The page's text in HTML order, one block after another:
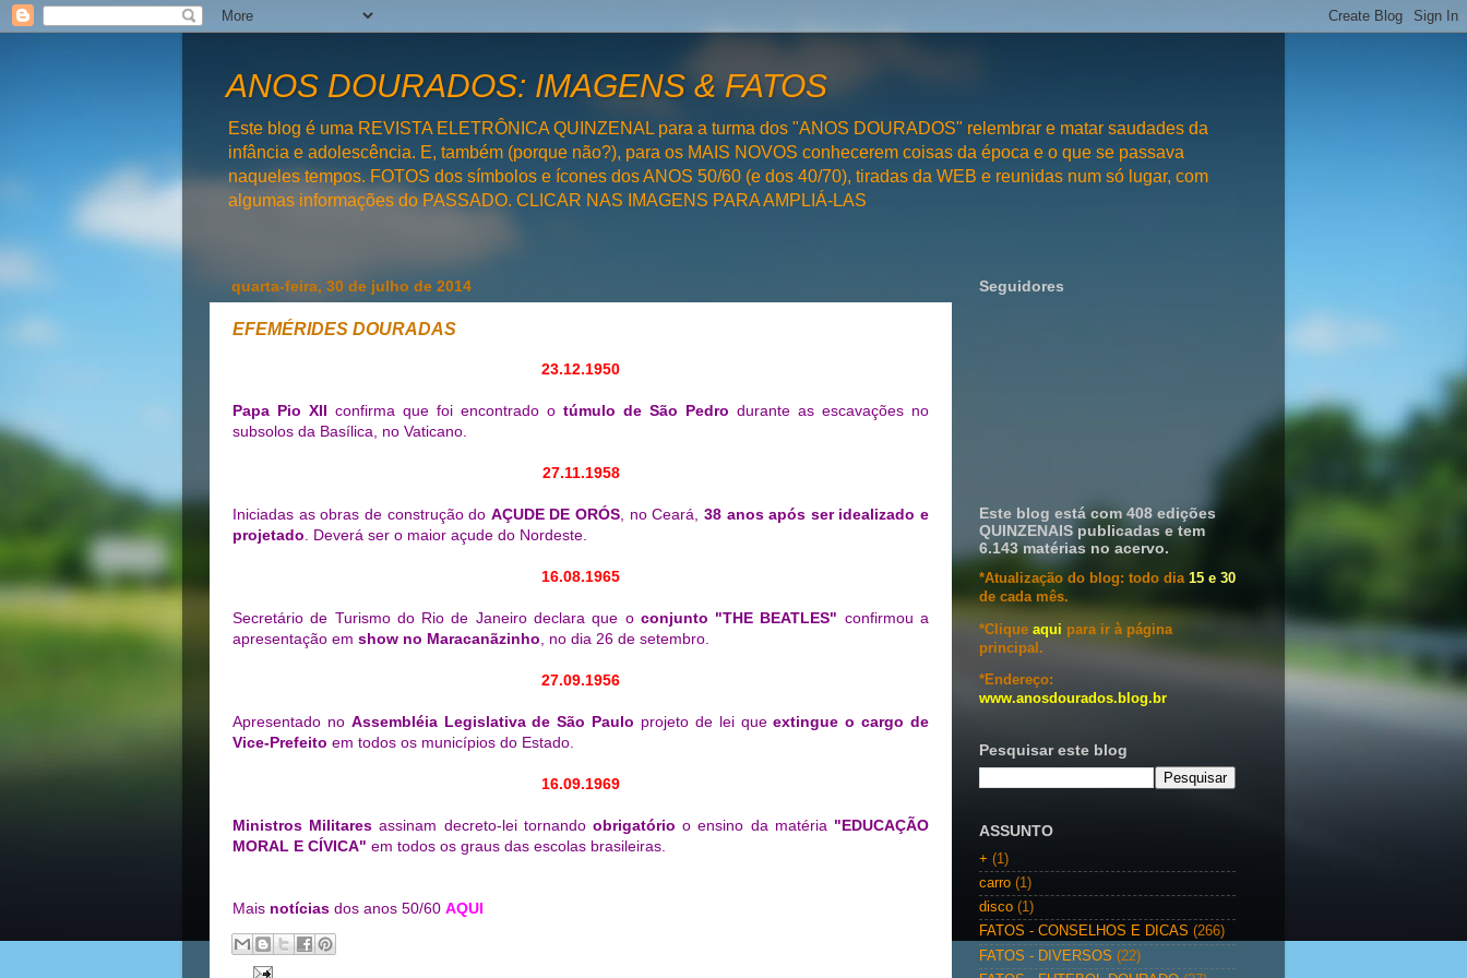
ANOS DOURADOS: IMAGENS & FATOS
Este blog é uma REVISTA ELETRÔNICA QUINZENAL para a turma dos "ANOS DOURADOS" relembrar e matar saudades da
infância e adolescência. E, também (porque não?), para os MAIS NOVOS conhecerem coisas da época e o que se passava
naqueles tempos. FOTOS dos símbolos e ícones dos ANOS 50/60 (e dos 40/70), tiradas da WEB e reunidas num só lugar, com
algumas informações do PASSADO. CLICAR NAS IMAGENS PARA AMPLIÁ-LAS
quarta-feira, 30 de julho de 2014
EFEMÉRIDES DOURADAS
23.12.1950
Papa Pio XII confirma que foi encontrado o túmulo de São Pedro durante as escavações no
subsolos da Basílica, no Vaticano.
27.11.1958
Iniciadas as obras de construção do AÇUDE DE ORÓS, no Ceará, 38 anos após ser idealizado e
projetado. Deverá ser o maior açude do Nordeste.
16.08.1965
Secretário de Turismo do Rio de Janeiro declara que o conjunto "THE BEATLES" confirmou a
apresentação em show no Maracanãzinho, no dia 26 de setembro.
27.09.1956
Apresentado no Assembléia Legislativa de São Paulo projeto de lei queextingue o cargo de
Vice-Prefeito em todos os municípios do Estado.
16.09.1969
Ministros Militares assinam decreto-lei tornandoobrigatório o ensino da matéria "EDUCAÇÃO
MORAL E CÍVICA" em todos os graus das escolas brasileiras.
Mais notícias dos anos 50/60 AQUI
Seguidores
Este blog está com 408 edições
QUINZENAIS publicadas e tem
6.143 matérias no acervo.
*Atualização do blog: todo dia 15 e 30
de cada mês.
*Clique aqui para ir à página
principal.
*Endereço:
www.anosdourados.blog.br
Pesquisar este blog
ASSUNTO
+ (1)
carro (1)
disco (1)
FATOS - CONSELHOS E DICAS (266)
FATOS - DIVERSOS (22)